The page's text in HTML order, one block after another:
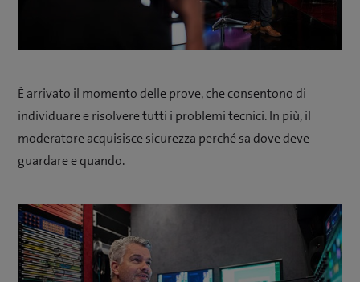
È arrivato il momento delle prove, che consentono di
individuare e risolvere tutti i problemi tecnici. In più, il
moderatore acquisisce sicurezza perché sa dove deve
guardare e quando.